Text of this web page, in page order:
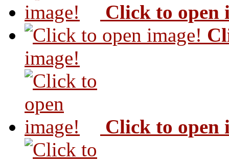
Click to open
image!
Click to open